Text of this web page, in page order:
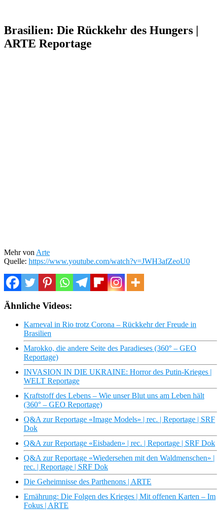
Brasilien: Die Rückkehr des Hungers |
ARTE Reportage
Mehr von Arte
Quelle: https://www.youtube.com/watch?v=JWH3afZeoU0
Ähnliche Videos:
Karneval in Rio trotz Corona – Rückkehr der Freude in
Brasilien
Marokko, die andere Seite des Paradieses (360° – GEO
Reportage)
INVASION IN DIE UKRAINE: Horror des Putin-Krieges |
WELT Reportage
Kraftstoff des Lebens – Wie unser Blut uns am Leben hält
(360° – GEO Reportage)
Q&A zur Reportage «Image Models» | rec. | Reportage | SRF
Dok
Q&A zur Reportage «Eisbaden» | rec. | Reportage | SRF Dok
Q&A zur Reportage «Wiedersehen mit den Waldmenschen» |
rec. | Reportage | SRF Dok
Die Geheimnisse des Parthenons | ARTE
Ernährung: Die Folgen des Krieges | Mit offenen Karten – Im
Fokus | ARTE